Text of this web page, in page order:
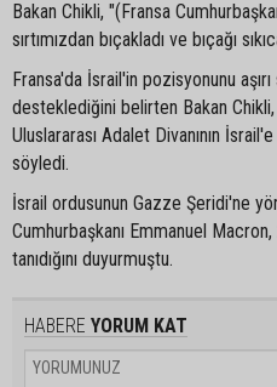
Bakan Chikli, "(Fransa
sırtımızdan bıçakladı ve bıçağı
Fransa'da İsrail'in pozisyonunu
desteklediğini belirten Bakan
Uluslararası Adalet Divanının İsrail'e
söyledi.
İsrail ordusunun Gazze Şeridi'ne
Cumhurbaşkanı Emmanuel
tanıdığını duyurmuştu.
HABERE YORUM KAT